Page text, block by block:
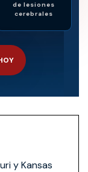
de lesiones
cerebrales
y Kansas